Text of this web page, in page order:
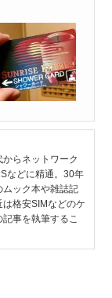
らネットワーク
などに精通。30年
ック本や雑誌記
格安SIMなどのケ
事を執筆するこ